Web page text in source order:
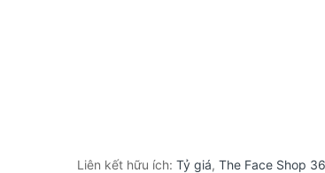
Liên kết hữu ích: Tỷ giá, The Face Shop